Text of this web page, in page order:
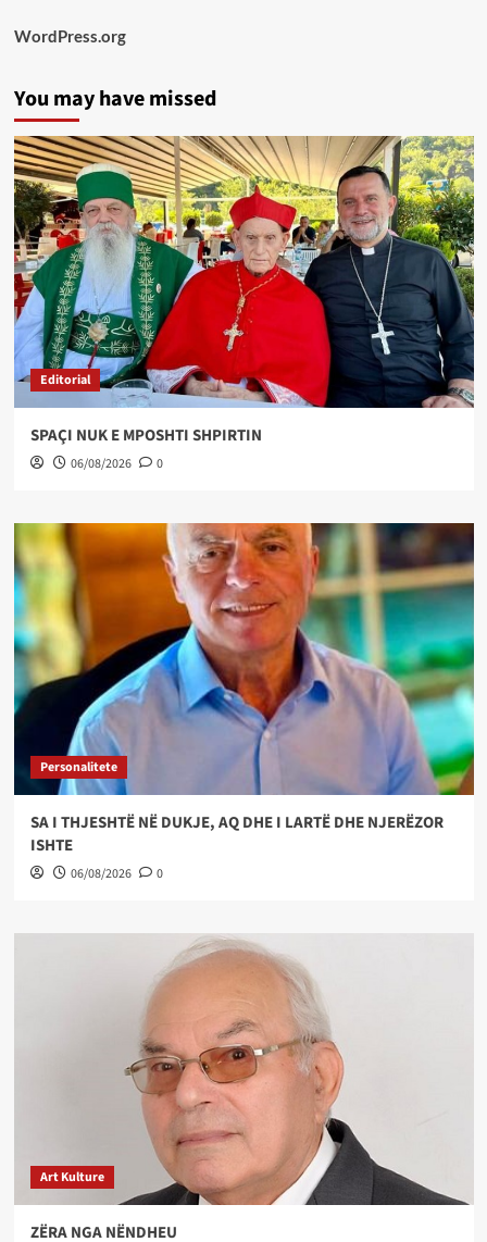
WordPress.org
You may have missed
Editorial
SPAÇI NUK E MPOSHTI SHPIRTIN
06/08/2026 0
Personalitete
SA I THJESHTË NË DUKJE, AQ DHE I LARTË DHE NJERËZOR
ISHTE
06/08/2026 0
Art Kulture
ZËRA NGA NËNDHEU